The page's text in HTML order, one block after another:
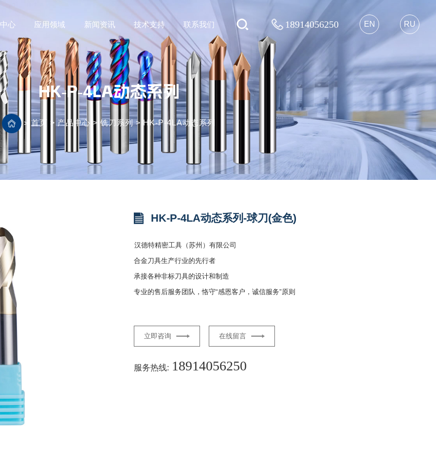
心 应用领域 新闻资讯 技术支持 联系我们 18914056250 EN RU
HK-P-4LA动态系列
> 首页 > 产品中心 >铣刀系列 > HK-P-4LA动态系列
HK-P-4LA动态系列-球刀(金色)
汉德特精密工具（苏州）有限公司
合金刀具生产行业的先行者
承接各种非标刀具的设计和制造
专业的售后服务团队，恪守“感恩客户，诚信服务”原则
立即咨询 在线留言
服务热线: 18914056250